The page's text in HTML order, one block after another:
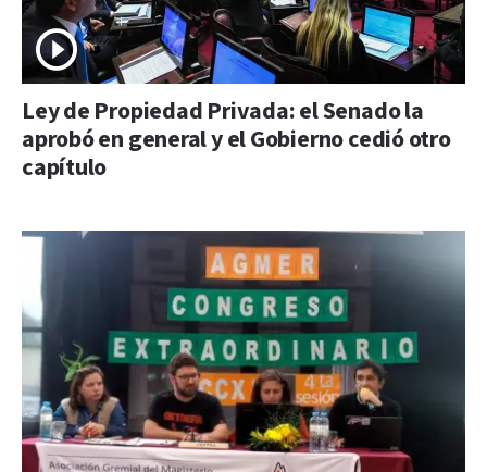
Ley de Propiedad Privada: el Senado la
aprobó en general y el Gobierno cedió otro
capítulo